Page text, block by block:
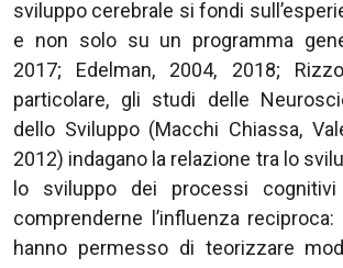
sviluppo cerebrale si fondi
e non solo su un programma
2017; Edelman, 2004, 2018;
particolare, gli studi delle
dello Sviluppo (Macchi Chiassa,
2012) indagano la relazione tra lo
lo sviluppo dei processi
comprenderne l’influenza
hanno permesso di teorizzare